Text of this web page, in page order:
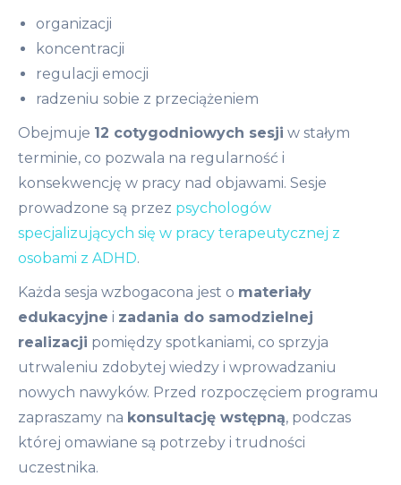
organizacji
koncentracji
regulacji emocji
radzeniu sobie z przeciążeniem
Obejmuje 12 cotygodniowych sesji w stałym
terminie, co pozwala na regularność i
konsekwencję w pracy nad objawami. Sesje
prowadzone są przez psychologów
specjalizujących się w pracy terapeutycznej z
osobami z ADHD.
Każda sesja wzbogacona jest o materiały
edukacyjne i zadania do samodzielnej
realizacji pomiędzy spotkaniami, co sprzyja
utrwaleniu zdobytej wiedzy i wprowadzaniu
nowych nawyków. Przed rozpoczęciem programu
zapraszamy na konsultację wstępną, podczas
której omawiane są potrzeby i trudności
uczestnika.